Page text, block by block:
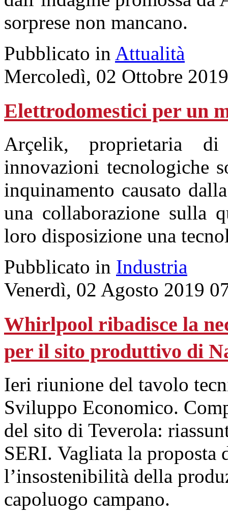
sorprese non mancano.
Pubblicato in Attualità
Mercoledì, 02 Ottobre
Elettrodomestici per un
Arçelik, proprietaria
innovazioni tecnologiche
inquinamento causato
una collaborazione sulla
loro disposizione una
Pubblicato in Industria
Venerdì, 02 Agosto 2019
Whirlpool ribadisce la
per il sito produttivo di
Ieri riunione del tavolo
Sviluppo Economico.
del sito di Teverola:
SERI. Vagliata la proposta
l’insostenibilità della
capoluogo campano.